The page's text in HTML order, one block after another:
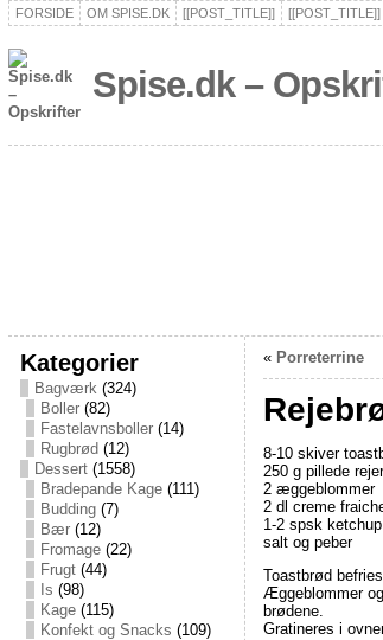
FORSIDE OM SPISE.DK [[POST_TITLE]] [[POST_TITLE]]
Spise.dk –
Kategorier
Bagværk(324)
Boller(82)
Fastelavnsboller(14)
Rugbrød (12)
Dessert(1558)
Bradepande Kage(111)
Budding(7)
Bær(12)
Fromage(22)
Frugt(44)
Is (98)
Kage(115)
Konfekt og Snacks (109)
« Porreterrine
8-10 skiver
250 g pillede rejer
2 æggeblommer
2 dl creme
1-2 spsk
salt og peber
Toastbrød
Æggeblommer
brødene.
Gratineres i